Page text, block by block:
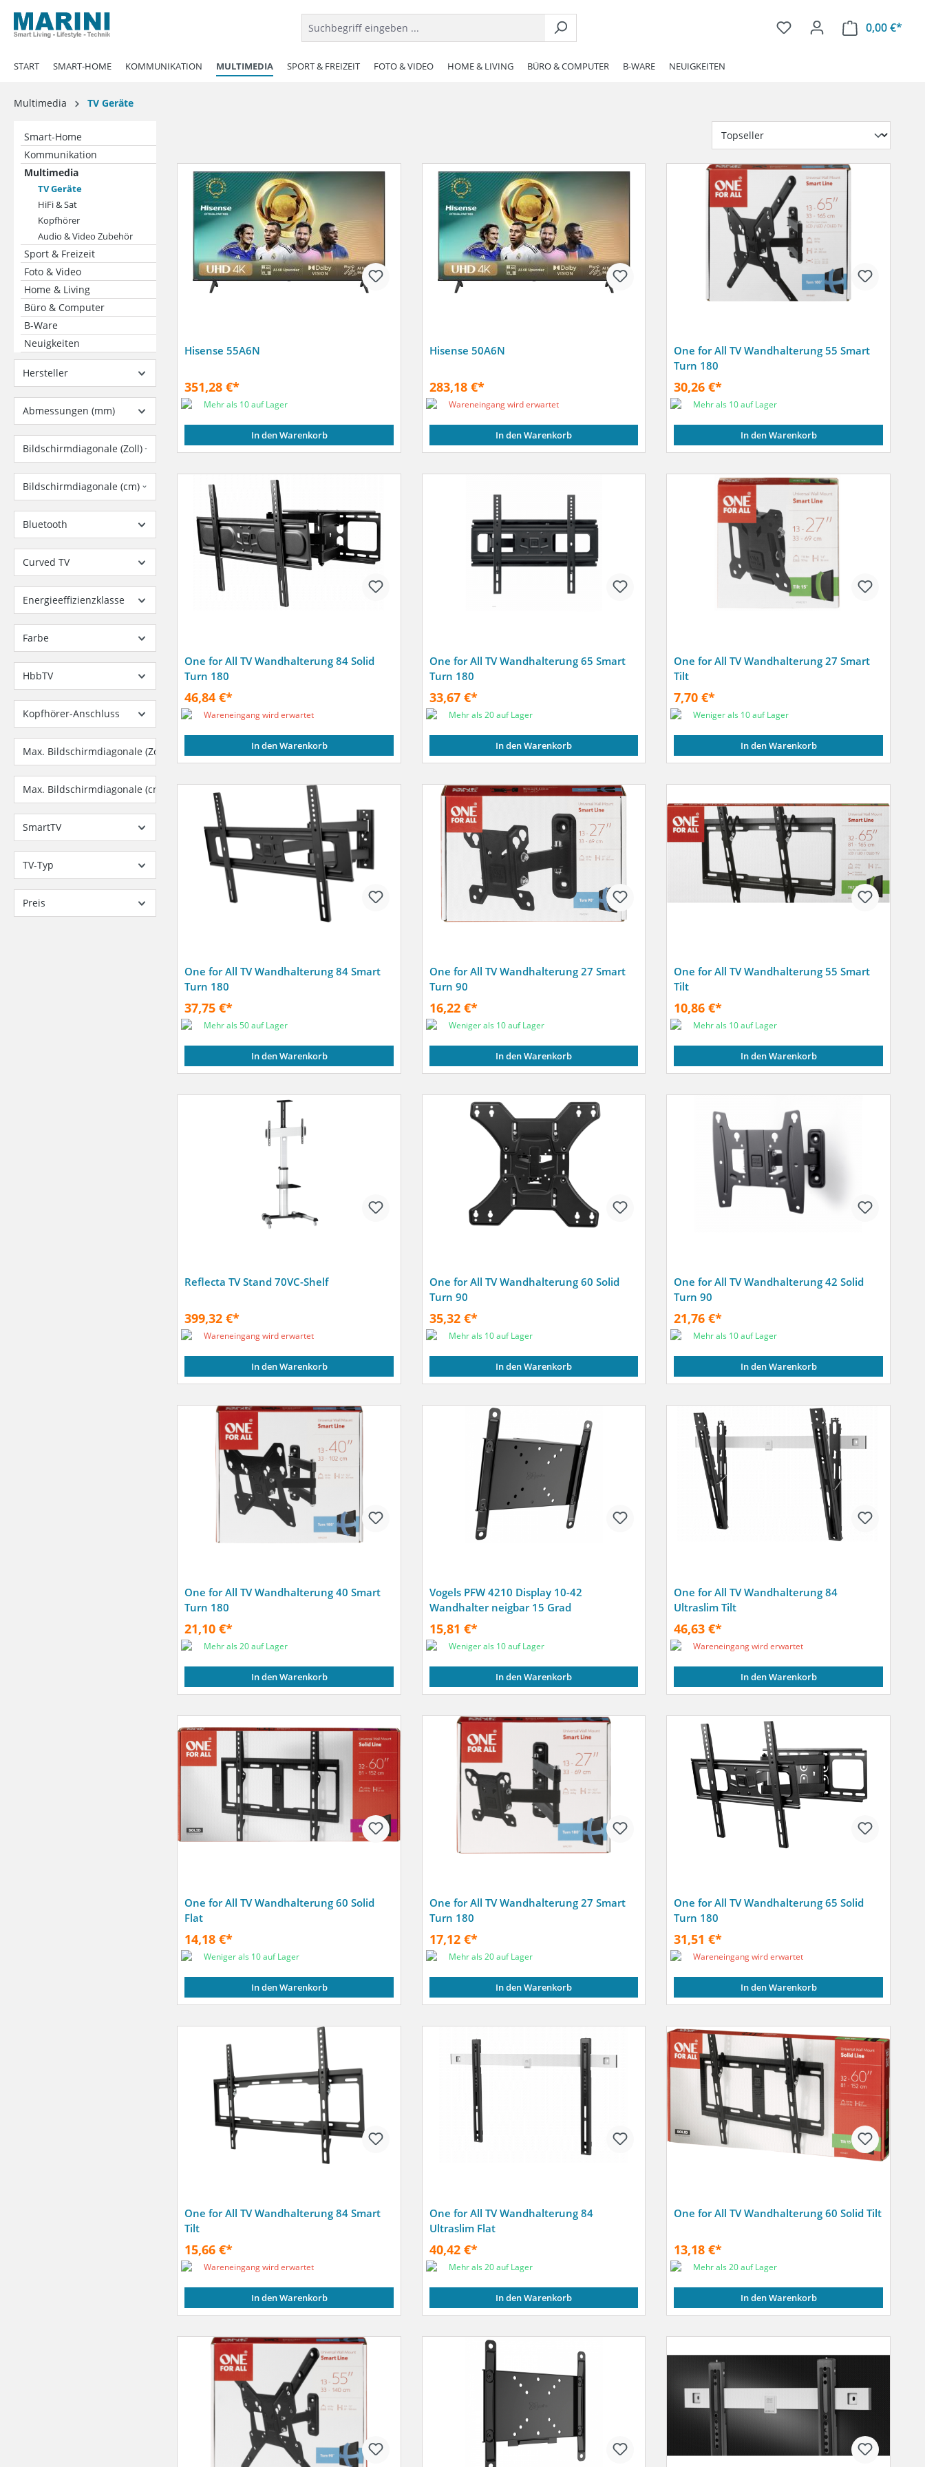
Zur Hauptnavigation springen
0,00 €*
START SMART-HOME KOMMUNIKATION MULTIMEDIA SPORT & FREIZEIT FOTO & VIDEO HOME & LIVING BÜRO & COMPUTER B-WARE NEUIGKEITEN
Multimedia TV Geräte
Smart-Home
Kommunikation
Multimedia
TV Geräte
HiFi & Sat
Kopfhörer
Audio & Video Zubehör
Sport & Freizeit
Foto & Video
Home & Living
Büro & Computer
B-Ware
Neuigkeiten
Hersteller
Abmessungen (mm)
Bildschirmdiagonale (Zoll)
Bildschirmdiagonale (cm)
Bluetooth
Curved TV
Energieeffizienzklasse
Farbe
HbbTV
Kopfhörer-Anschluss
Max. Bildschirmdiagonale (Zoll)
Max. Bildschirmdiagonale (cm)
SmartTV
TV-Typ
Preis
Hisense 55A6N
351,28 €*
Mehr als 10 auf Lager
In den Warenkorb
Hisense 50A6N
283,18 €*
Wareneingang wird erwartet
In den Warenkorb
One for All TV Wandhalterung 55 Smart
Turn 180
30,26 €*
Mehr als 10 auf Lager
In den Warenkorb
One for All TV Wandhalterung 84 Solid
Turn 180
46,84 €*
Wareneingang wird erwartet
In den Warenkorb
One for All TV Wandhalterung 65 Smart
Turn 180
33,67 €*
Mehr als 20 auf Lager
In den Warenkorb
One for All TV Wandhalterung 27 Smart
Tilt
7,70 €*
Weniger als 10 auf Lager
In den Warenkorb
One for All TV Wandhalterung 84 Smart
Turn 180
37,75 €*
Mehr als 50 auf Lager
In den Warenkorb
One for All TV Wandhalterung 27 Smart
Turn 90
16,22 €*
Weniger als 10 auf Lager
In den Warenkorb
One for All TV Wandhalterung 55 Smart
Tilt
10,86 €*
Mehr als 10 auf Lager
In den Warenkorb
Reflecta TV Stand 70VC-Shelf
399,32 €*
Wareneingang wird erwartet
In den Warenkorb
One for All TV Wandhalterung 60 Solid
Turn 90
35,32 €*
Mehr als 10 auf Lager
In den Warenkorb
One for All TV Wandhalterung 42 Solid
Turn 90
21,76 €*
Mehr als 10 auf Lager
In den Warenkorb
One for All TV Wandhalterung 40 Smart
Turn 180
21,10 €*
Mehr als 20 auf Lager
In den Warenkorb
Vogels PFW 4210 Display 10-42
Wandhalter neigbar 15 Grad
15,81 €*
Weniger als 10 auf Lager
In den Warenkorb
One for All TV Wandhalterung 84
Ultraslim Tilt
46,63 €*
Wareneingang wird erwartet
In den Warenkorb
One for All TV Wandhalterung 60 Solid
Flat
14,18 €*
Weniger als 10 auf Lager
In den Warenkorb
One for All TV Wandhalterung 27 Smart
Turn 180
17,12 €*
Mehr als 20 auf Lager
In den Warenkorb
One for All TV Wandhalterung 65 Solid
Turn 180
31,51 €*
Wareneingang wird erwartet
In den Warenkorb
One for All TV Wandhalterung 84 Smart
Tilt
15,66 €*
Wareneingang wird erwartet
In den Warenkorb
One for All TV Wandhalterung 84
Ultraslim Flat
40,42 €*
Mehr als 20 auf Lager
In den Warenkorb
One for All TV Wandhalterung 60 Solid Tilt
13,18 €*
Mehr als 20 auf Lager
In den Warenkorb